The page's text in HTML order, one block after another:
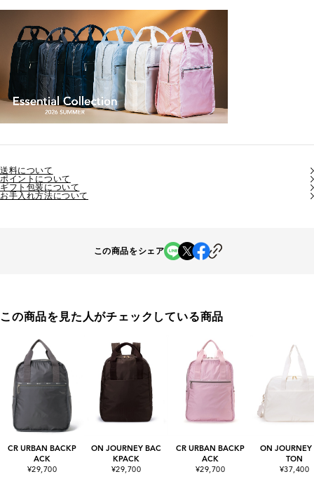
送料について
ポイントについて
ギフト包装について
お手入れ方法について
この商品をシェア
この商品を見た人がチェックしている商品
CR URBAN BACKP
ACK
¥29,700
ON JOURNEY BAC
KPACK
¥29,700
CR URBAN BACKP
ACK
¥29,700
ON JOURNEY
TON
¥37,400